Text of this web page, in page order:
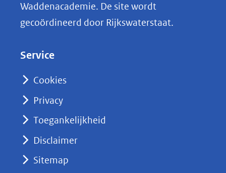
k
e
nieuw
naar
Waddenacademie. De site wordt
gecoördineerd door Rijkswaterstaat.
Service
Cookies
Privacy
Toegankelijkheid
Disclaimer
Sitemap